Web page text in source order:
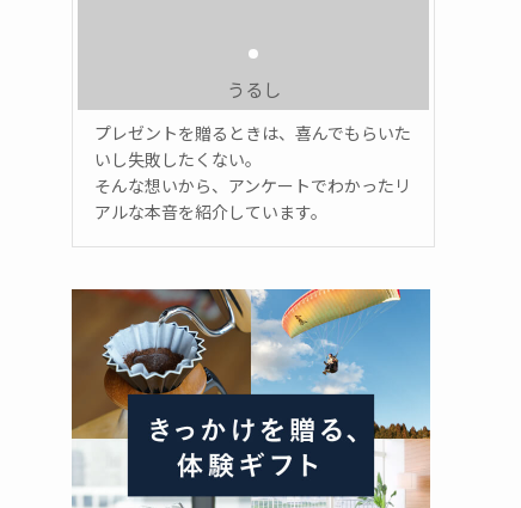
うるし
プレゼントを贈るときは、喜んでもらいた
いし失敗したくない。
そんな想いから、アンケートでわかったリ
アルな本音を紹介しています。